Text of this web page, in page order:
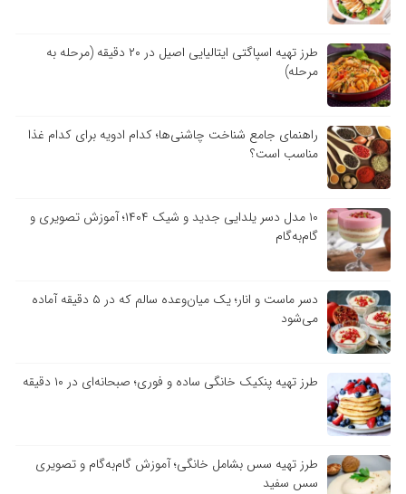
طرز تهیه اسپاگتی ایتالیایی اصیل در ۲۰ دقیقه (مرحله به
مرحله)
راهنمای جامع شناخت چاشنی‌ها؛ کدام ادویه برای کدام غذا
مناسب است؟
۱۰ مدل دسر یلدایی جدید و شیک ۱۴۰۴؛ آموزش تصویری و
گام‌به‌گام
دسر ماست و انار؛ یک میان‌وعده سالم که در ۵ دقیقه آماده
می‌شود
طرز تهیه پنکیک خانگی ساده و فوری؛ صبحانه‌ای در ۱۰ دقیقه
طرز تهیه سس بشامل خانگی؛ آموزش گام‌به‌گام و تصویری
سس سفید